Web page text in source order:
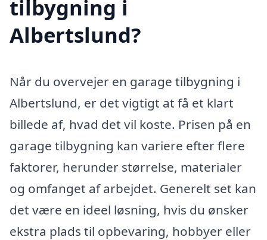
tilbygning i
Albertslund?
Når du overvejer en garage tilbygning i
Albertslund, er det vigtigt at få et klart
billede af, hvad det vil koste. Prisen på en
garage tilbygning kan variere efter flere
faktorer, herunder størrelse, materialer
og omfanget af arbejdet. Generelt set kan
det være en ideel løsning, hvis du ønsker
ekstra plads til opbevaring, hobbyer eller